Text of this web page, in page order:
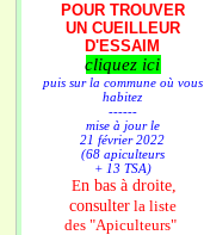
POUR TROUVER
UN CUEILLEUR
D'ESSAIM
cliquez ici
puis sur la commune où vous
habitez
------
mise à jour le
21 février 2022
(68 apiculteurs
+ 13 TSA)
En bas à droite,
consulter la liste
des"Apiculteurs"